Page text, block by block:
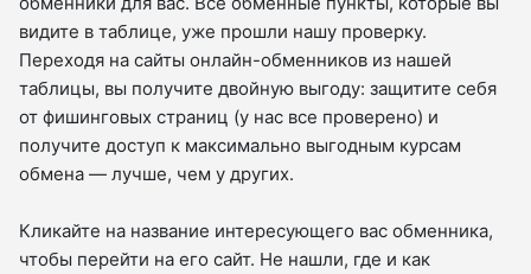
видите в таблице, уже прошли нашу проверку.
Переходя на сайты онлайн-обменников из нашей
таблицы, вы получите двойную выгоду: защитите себя
от фишинговых страниц (у нас все проверено) и
получите доступ к максимально выгодным курсам
обмена — лучше, чем у других.
Кликайте на название интересующего вас обменника,
чтобы перейти на его сайт. Не нашли, где и как